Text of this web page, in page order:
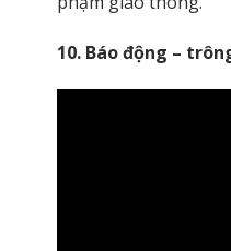
10. Báo động –